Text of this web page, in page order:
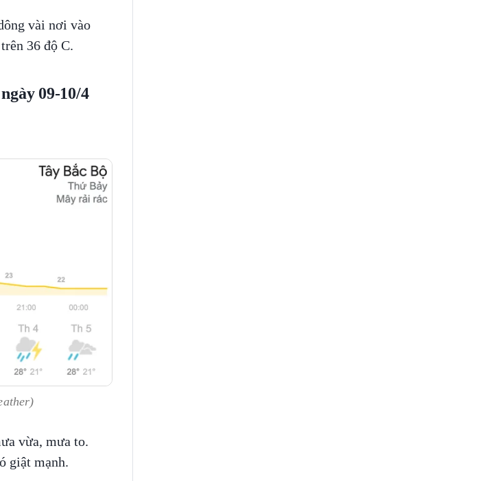
vài nơi vào
36 độ C.
09-10/4
vừa, mưa to.
giật mạnh.